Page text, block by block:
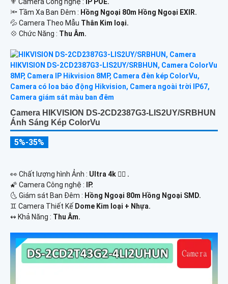
⚜️ Camera Công nghệ :
IP POE.
🔦 Tầm Xa Ban Đêm : Hồng Ngoại 80m Hồng Ngoại EXIR.
💦 Camera Theo Mẫu Thân Kim loại.
️💠 Chức Năng : Thu Âm.
Camera HIKVISION DS-2CD2387G3-LIS2UY/SRBHUN
Ánh Sáng Kép ColorVu
5%-35%
️👀 Chất lượng hình Ảnh : Ultra 4k 👍🏾 .
🌠 Camera Công nghệ :
IP.
🌜 Giám sát Ban Đêm : Hồng Ngoại 80m Hồng Ngoại SMD.
♊ Camera Thiết Kế Dome Kim loại + Nhựa.
️↭ Khả Năng : Thu Âm.